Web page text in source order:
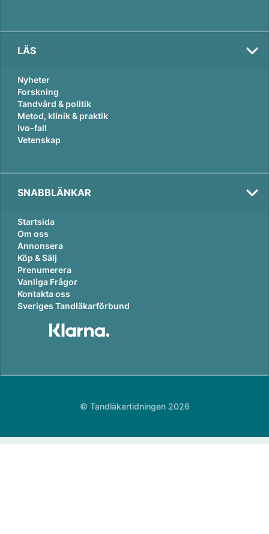
LÄS
Nyheter
Forskning
Tandvård & politik
Metod, klinik & praktik
Ivo-fall
Vetenskap
SNABBLÄNKAR
Startsida
Om oss
Annonsera
Köp & Sälj
Prenumerera
Vanliga Frågor
Kontakta oss
Sveriges Tandläkarförbund
© Tandläkartidningen 2026